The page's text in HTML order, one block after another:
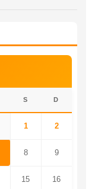
S D
1 2
8 9
15 16